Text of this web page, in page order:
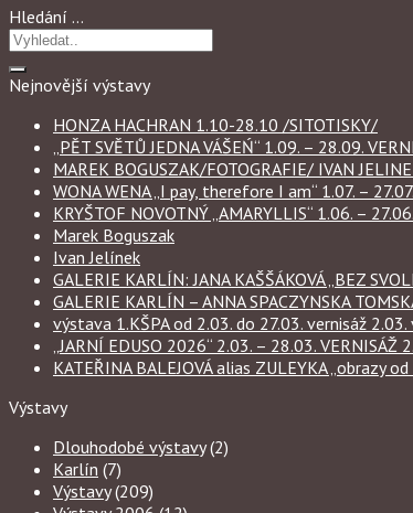
Hledání …
Nejnovější výstavy
HONZA HACHRAN 1.10-28.10 /SITOTISKY/
„PĚT SVĚTŮ JEDNA VÁŠEŃ“ 1.09. – 28.09.
MAREK BOGUSZAK/FOTOGRAFIE/ IVAN
WONA WENA „I pay, therefore I am“ 1.07. –
KRYŠTOF NOVOTNÝ „AMARYLLIS“ 1.06. –
Marek Boguszak
Ivan Jelínek
GALERIE KARLÍN: JANA KAŠŠÁKOVÁ „BEZ
GALERIE KARLÍN – ANNA SPACZYNSKA
výstava 1.KŠPA od 2.03. do 27.03. vernisáž 2.03.
„JARNÍ EDUSO 2026“ 2.03. – 28.03. VERNISÁŽ
KATEŘINA BALEJOVÁ alias ZULEYKA „obrazy
Výstavy
Dlouhodobé výstavy(2)
Karlín (7)
Výstavy(209)